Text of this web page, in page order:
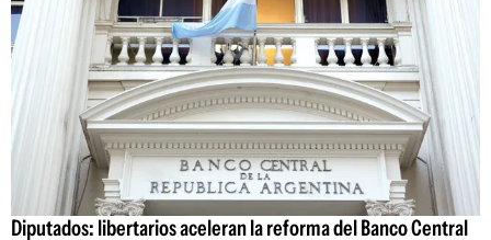
Diputados: libertarios aceleran la reforma del Banco Central